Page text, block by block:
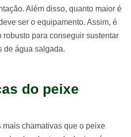
Além disso, quanto maior é
ser o equipamento. Assim, é
robusto para conseguir sustentar
de água salgada.
do peixe
mais chamativas que o peixe